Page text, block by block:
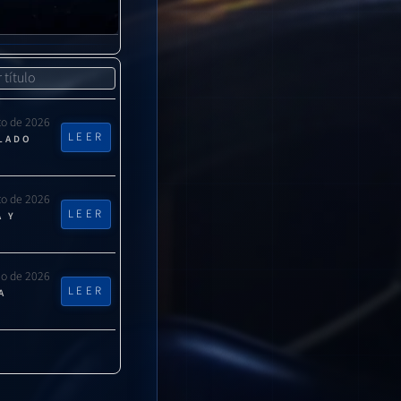
de 2026
LEER
de 2026
Y LEER
de 2026
LEER